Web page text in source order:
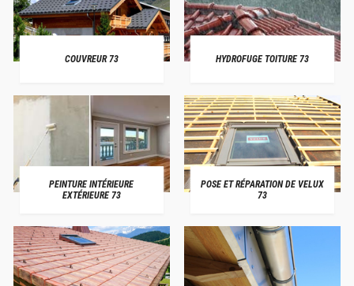
COUVREUR 73 HYDROFUGE TOITURE 73
PEINTURE INTÉRIEURE
EXTÉRIEURE 73
POSE ET RÉPARATION DE VELUX
73